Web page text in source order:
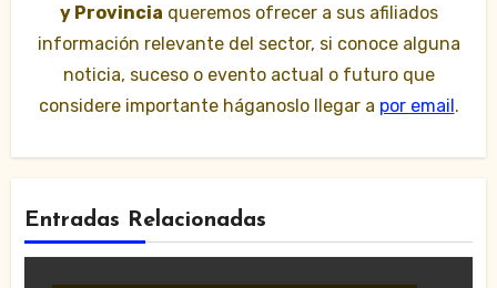
y Provincia queremos ofrecer a sus afiliados
información relevante del sector, si conoce alguna
noticia, suceso o evento actual o futuro que
considere importante háganoslo llegar a por email.
Entradas Relacionadas